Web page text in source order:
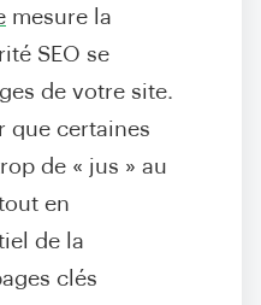
mesure la
SEO se
de votre site.
que certaines
de « jus » au
en
de la
clés